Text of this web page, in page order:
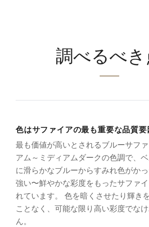
調べるべき
色はサファイアの最も重要な品質要
最も価値が高いとされるブルーサフ
アム～ミディアムダークの色調で、
に滑らかなブルーからすみれ色がかっ
強い〜鮮やかな彩度をもったサファ
れています。 色を暗くさせたり輝き
ことなく、可能な限り高い彩度でな
ん。